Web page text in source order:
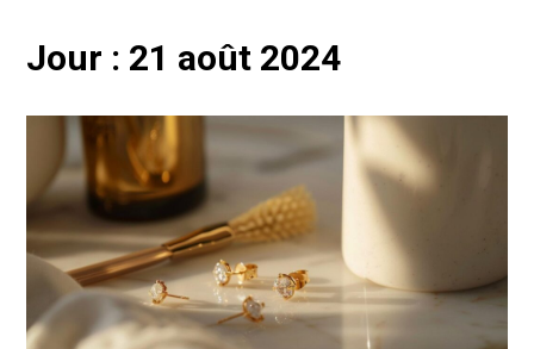
Jour : 21 août 2024